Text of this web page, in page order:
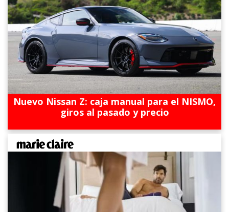
Nuevo Nissan Z: caja manual para el NISMO,
giros al pasado y precio